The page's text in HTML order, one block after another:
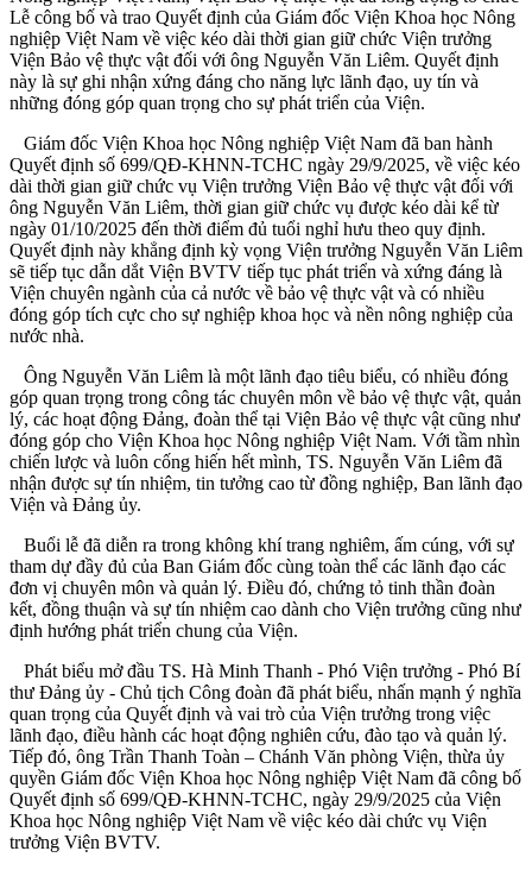
Lễ công bố và trao Quyết định của Giám đốc Viện Khoa học Nông
nghiệp Việt Nam về việc kéo dài thời gian giữ chức Viện trưởng
Viện Bảo vệ thực vật đối với ông Nguyễn Văn Liêm. Quyết định
này là sự ghi nhận xứng đáng cho năng lực lãnh đạo, uy tín và
những đóng góp quan trọng cho sự phát triển của Viện.
Giám đốc Viện Khoa học Nông nghiệp Việt Nam đã ban hành
Quyết định số 699/QĐ-KHNN-TCHC ngày 29/9/2025, về việc kéo
dài thời gian giữ chức vụ Viện trưởng Viện Bảo vệ thực vật đối với
ông Nguyễn Văn Liêm, thời gian giữ chức vụ được kéo dài kể từ
ngày 01/10/2025 đến thời điểm đủ tuổi nghỉ hưu theo quy định.
Quyết định này khẳng định kỳ vọng Viện trưởng Nguyễn Văn Liêm
sẽ tiếp tục dẫn dắt Viện BVTV tiếp tục phát triển và xứng đáng là
Viện chuyên ngành của cả nước về bảo vệ thực vật và có nhiều
đóng góp tích cực cho sự nghiệp khoa học và nền nông nghiệp của
nước nhà.
Ông Nguyễn Văn Liêm là một lãnh đạo tiêu biểu, có nhiều đóng
góp quan trọng trong công tác chuyên môn về bảo vệ thực vật, quản
lý, các hoạt động Đảng, đoàn thể tại Viện Bảo vệ thực vật cũng như
đóng góp cho Viện Khoa học Nông nghiệp Việt Nam. Với tầm nhìn
chiến lược và luôn cống hiến hết mình, TS. Nguyễn Văn Liêm đã
nhận được sự tín nhiệm, tin tưởng cao từ đồng nghiệp, Ban lãnh đạo
Viện và Đảng ủy.
Buổi lễ đã diễn ra trong không khí trang nghiêm, ấm cúng, với sự
tham dự đầy đủ của Ban Giám đốc cùng toàn thể các lãnh đạo các
đơn vị chuyên môn và quản lý. Điều đó, chứng tỏ tinh thần đoàn
kết, đồng thuận và sự tín nhiệm cao dành cho Viện trưởng cũng như
định hướng phát triển chung của Viện.
Phát biểu mở đầu TS. Hà Minh Thanh - Phó Viện trưởng - Phó Bí
thư Đảng ủy - Chủ tịch Công đoàn đã phát biểu, nhấn mạnh ý nghĩa
quan trọng của Quyết định và vai trò của Viện trưởng trong việc
lãnh đạo, điều hành các hoạt động nghiên cứu, đào tạo và quản lý.
Tiếp đó, ông Trần Thanh Toàn – Chánh Văn phòng Viện, thừa ủy
quyền Giám đốc Viện Khoa học Nông nghiệp Việt Nam đã công bố
Quyết định số 699/QĐ-KHNN-TCHC, ngày 29/9/2025 của Viện
Khoa học Nông nghiệp Việt Nam về việc kéo dài chức vụ Viện
trưởng Viện BVTV.